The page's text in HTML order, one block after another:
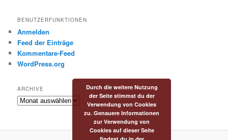
BENUTZERFUNKTIONEN
Anmelden
Feed der Einträge
Kommentare-Feed
WordPress.org
ARCHIVE
Archive
Durch die weitere Nutzung
der Seite stimmst du der
Verwendung von Cookies
zu. Genauere Informationen
zur Verwendung von
Cookies auf dieser Seite